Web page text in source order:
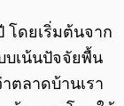
โดยเริ่มต้นจาก
บเน้นปัจจัยพื้น
ตลาดบ้านเรา